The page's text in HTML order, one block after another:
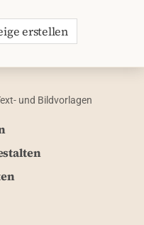
erstellen
und Bildvorlagen